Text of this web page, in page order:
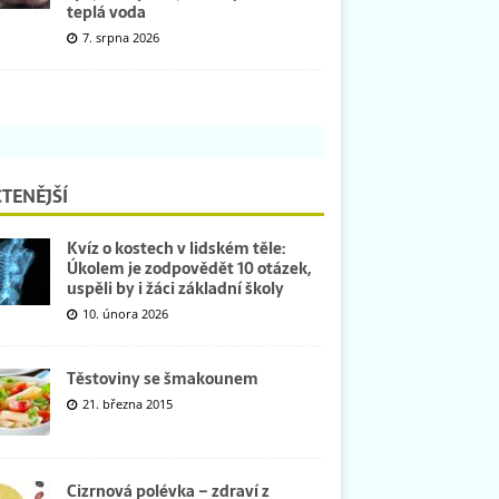
teplá voda
7. srpna 2026
Kvíz o kostech v lidském těle:
Úkolem je zodpovědět 10 otázek,
uspěli by i žáci základní školy
10. února 2026
Těstoviny se šmakounem
21. března 2015
Cizrnová polévka – zdraví z